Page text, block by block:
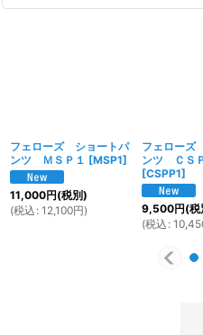
フェローズ ショートパ
ンツ ＭＳＰ１ [MSP1]
11,000円(税別)
(税込 : 12,100円)
フェロー
ンツ ＣＳ
[CSPP1]
9,500円(税
(税込 :